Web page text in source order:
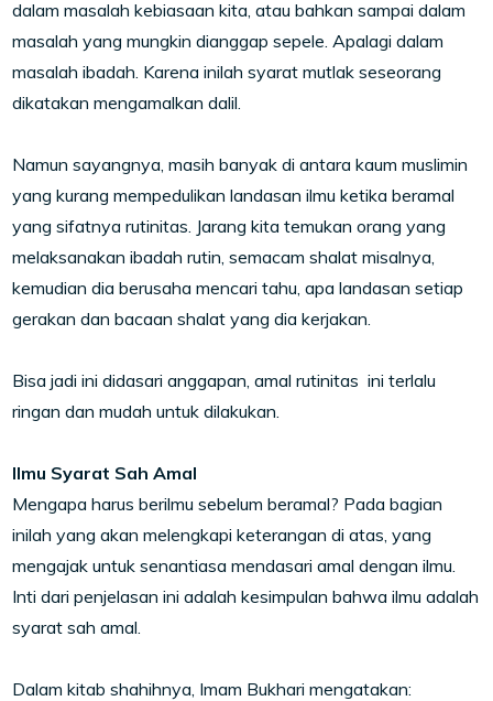
dalam masalah kebiasaan kita, atau bahkan sampai dalam
masalah yang mungkin dianggap sepele. Apalagi dalam
masalah ibadah. Karena inilah syarat mutlak seseorang
dikatakan mengamalkan dalil.
Namun sayangnya, masih banyak di antara kaum muslimin
yang kurang mempedulikan landasan ilmu ketika beramal
yang sifatnya rutinitas. Jarang kita temukan orang yang
melaksanakan ibadah rutin, semacam shalat misalnya,
kemudian dia berusaha mencari tahu, apa landasan setiap
gerakan dan bacaan shalat yang dia kerjakan.
Bisa jadi ini didasari anggapan, amal rutinitas ini terlalu
ringan dan mudah untuk dilakukan.
Ilmu Syarat Sah Amal
Mengapa harus berilmu sebelum beramal? Pada bagian
inilah yang akan melengkapi keterangan di atas, yang
mengajak untuk senantiasa mendasari amal dengan ilmu.
Inti dari penjelasan ini adalah kesimpulan bahwa ilmu adalah
syarat sah amal.
Dalam kitab shahihnya, Imam Bukhari mengatakan: